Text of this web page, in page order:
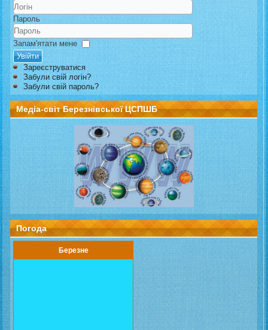
Пароль
Запам'ятати мене
Увійти
Зареєструватися
Забули свій логін?
Забули свій пароль?
Медіа-світ Березнівської ЦСПШБ
Погода
Березне